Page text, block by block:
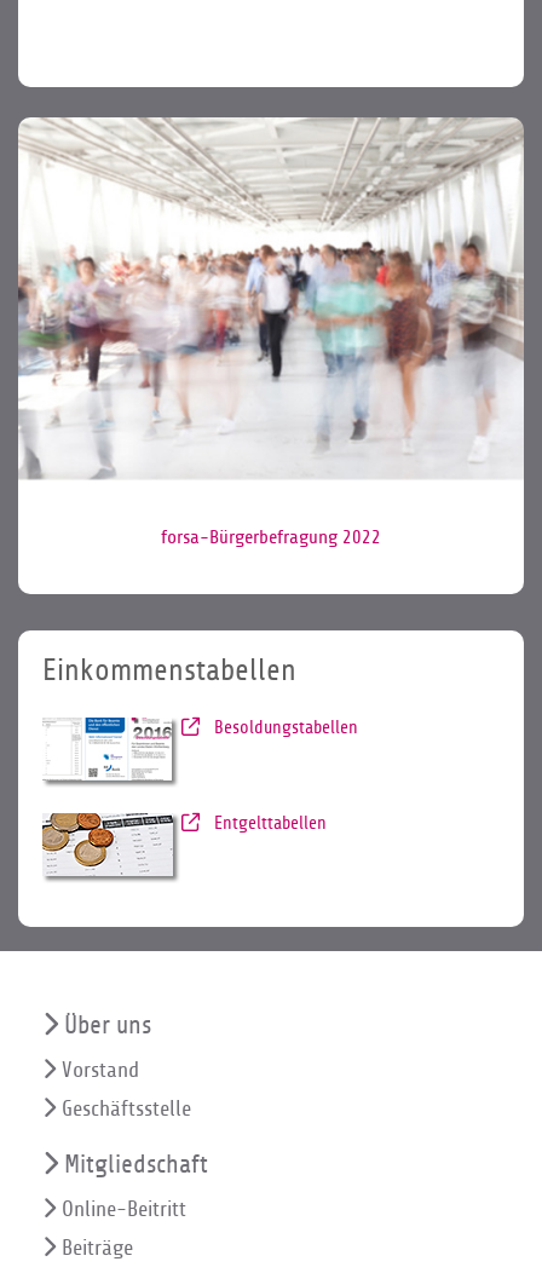
forsa-Bürgerbefragung 2022
Einkommenstabellen
Besoldungstabellen
Entgelttabellen
Über uns
Vorstand
Geschäftsstelle
Mitgliedschaft
Online-Beitritt
Beiträge